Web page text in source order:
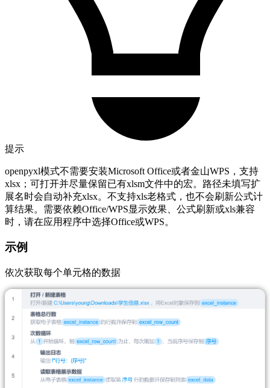
提示
openpyxl模式不需要安装Microsoft Office或者金山WPS，支持
xlsx；可打开并尽量保留已有xlsm文件中的宏。路径未填写扩
展名时会自动补充xlsx。不支持xls老格式，也不会刷新公式计
算结果。需要依赖Office/WPS显示效果、公式刷新或xls兼容
时，请在应用程序中选择Office或WPS。
示例
依次获取每个单元格的数据